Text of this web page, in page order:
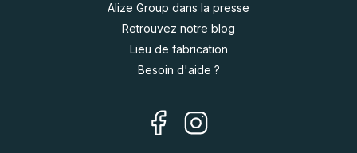
Alize Group dans la presse
Retrouvez notre blog
Lieu de fabrication
Besoin d'aide ?